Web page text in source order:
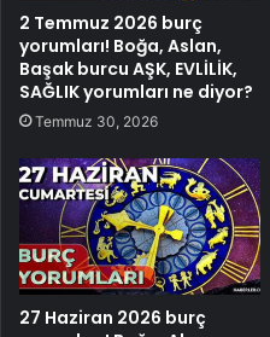
2 Temmuz 2026 burç
yorumları! Boğa, Aslan,
Başak burcu AŞK, EVLİLİK,
SAĞLIK yorumları ne diyor?
Temmuz 30, 2026
27 Haziran 2026 burç